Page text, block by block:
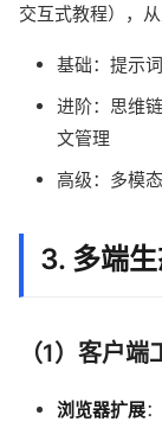
交互式教程），
基础：提示
进阶：思维
文管理
高级：多模
3. 多端
（1）客户端
浏览器扩展